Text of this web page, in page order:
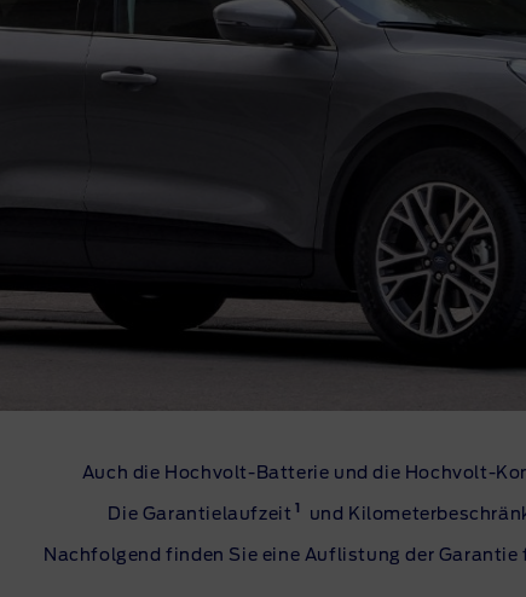
Auch die Hochvolt-Batterie und die Hochvolt-
Die Garantielaufzeit 1 und
Nachfolgend finden Sie eine Auflistung der Garantie